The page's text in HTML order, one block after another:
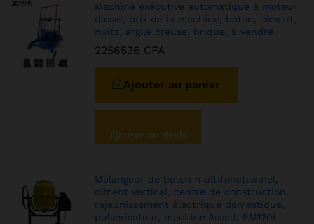
Machine exécutive automatique à moteur
diesel, prix de la machine, béton, ciment,
nuits, argile creuse, brique, à vendre
2256536 CFA
Ajouter au panier
Ajouter au devis
Mélangeur de béton multifonctionnel,
ciment vertical, centre de construction,
rajeunissement électrique domestique,
pulvérisateur, machine Assad, PM120L